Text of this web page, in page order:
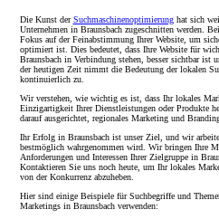
Die Kunst derSuchmaschinenoptimierunghat sich
Unternehmen in Braunsbach zugeschnitten werden.
Fokus auf der Feinabstimmung Ihrer Website, um
optimiert ist. Dies bedeutet, dass Ihre Website für
Braunsbach in Verbindung stehen, besser sichtbar
der heutigen Zeit nimmt die Bedeutung der lokalen
kontinuierlich zu.
Wir verstehen, wie wichtig es ist, dass Ihr lokales
Einzigartigkeit Ihrer Dienstleistungen oder Produkte
darauf ausgerichtet, regionales Marketing und
Ihr Erfolg in Braunsbach ist unser Ziel, und wir
bestmöglich wahrgenommen wird. Wir bringen Ihre
Anforderungen und Interessen Ihrer Zielgruppe in
Kontaktieren Sie uns noch heute, um Ihr lokales
von der Konkurrenz abzuheben.
Hier sind einige Beispiele für Suchbegriffe und
Marketings in Braunsbach verwenden: